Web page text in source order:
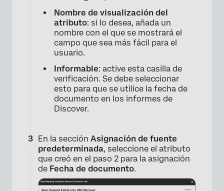
Nombre de visualización del
atributo: si lo desea, añada un
nombre con el que se mostrará el
campo que sea más fácil para el
usuario.
Informable: active esta casilla de
verificación. Se debe seleccionar
esto para que se utilice la fecha de
documento en los informes de
Discover.
En la sección Asignación de fuente
predeterminada, seleccione el atributo
que creó en el paso 2 para la asignación
de Fecha de documento.